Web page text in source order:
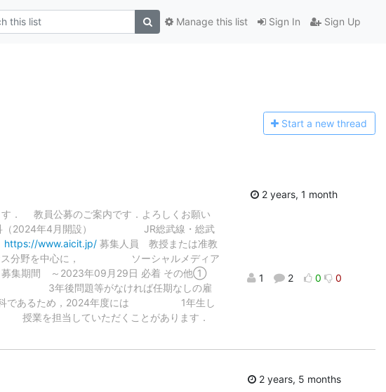
Sign In Sign Up
Manage this list
Start a new thread
． 教員公募のご案内です．よろしくお願い
学科（2024年4月開設） JR総武線・総武
https://www.aicit.jp/ 募集⼈員 教授または准教
エンス分野を中心に， ソーシャルメディア
募集期間 ～2023年09月29日 必着 その他①
が， 3年後問題等がなければ任期なしの雇
学科であるため，2024年度には 1年生し
業を担当していただくことがあります．
2 years, 1 month
1 2 0 0
2 years, 5 months